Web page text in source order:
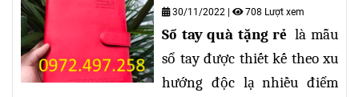
30/11/2022 | 708 Lượt xem
Sổ tay quà tặng rẻlà mẫu
sổ tay được thiết kế theo xu
hướng độc lạ nhiều điểm